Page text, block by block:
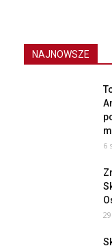
NAJNOWSZE
6